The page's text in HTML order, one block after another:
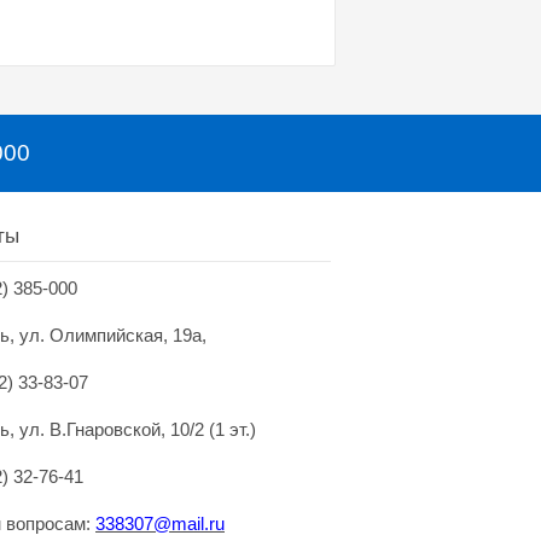
385-000
ул. Олимпийская, 19а,
33-83-07
ул. В.Гнаровской, 10/2 (1 эт.)
32-76-41
338307@mail.ru